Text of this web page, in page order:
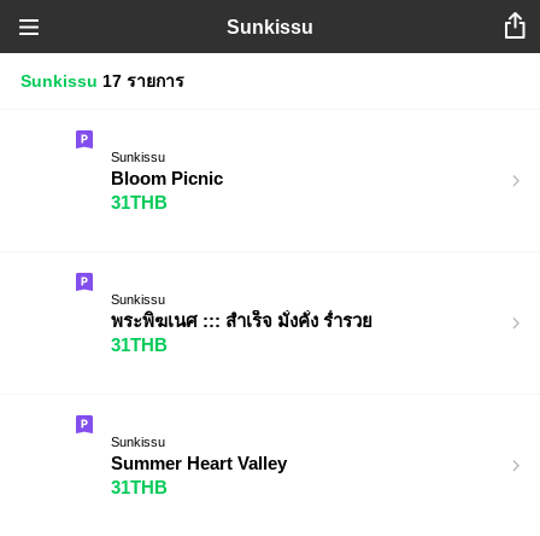
Sunkissu
Sunkissu 17 รายการ
Sunkissu
Bloom Picnic
31THB
Sunkissu
พระพิฆเนศ ::: สำเร็จ มั่งคั่ง ร่ำรวย
31THB
Sunkissu
Summer Heart Valley
31THB